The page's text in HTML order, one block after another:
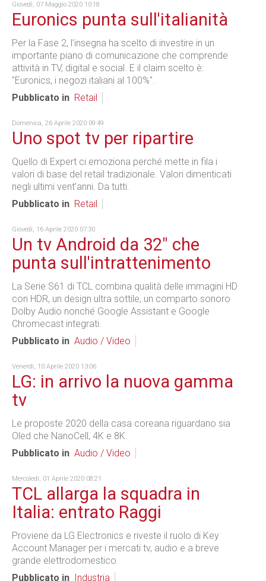
Giovedì, 07 Maggio 2020 10:18
Euronics punta sull'italianità
Per la Fase 2, l'insegna ha scelto di investire in un
importante piano di comunicazione che comprende
attività in TV, digital e social. E il claim scelto è:
"Euronics, i negozi italiani al 100%".
Pubblicato in Retail
Domenica, 26 Aprile 2020 09:49
Uno spot tv per ripartire
Quello di Expert ci emoziona perché mette in fila i
valori di base del retail tradizionale. Valori dimenticati
negli ultimi vent’anni. Da tutti.
Pubblicato in Retail
Giovedì, 16 Aprile 2020 07:30
Un tv Android da 32" che
punta sull'intrattenimento
La Serie S61 di TCL combina qualità delle immagini HD
con HDR, un design ultra sottile, un comparto sonoro
Dolby Audio nonché Google Assistant e Google
Chromecast integrati.
Pubblicato in Audio / Video
Venerdì, 10 Aprile 2020 13:06
LG: in arrivo la nuova gamma
tv
Le proposte 2020 della casa coreana riguardano sia
Oled che NanoCell, 4K e 8K.
Pubblicato in Audio / Video
Mercoledì, 01 Aprile 2020 08:21
TCL allarga la squadra in
Italia: entrato Raggi
Proviene da LG Electronics e riveste il ruolo di Key
Account Manager per i mercati tv, audio e a breve
grande elettrodomestico.
Pubblicato in
Industria